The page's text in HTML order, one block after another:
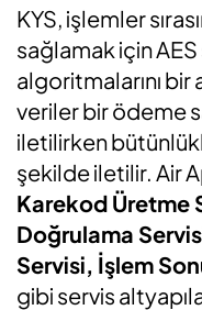
KYS, işlemler
sağlamak için
algoritmalarını bir
veriler bir ödeme
iletilirken
şekilde iletilir. Air
Karekod Üretme
Doğrulama
Servisi, İşlem
gibi servis